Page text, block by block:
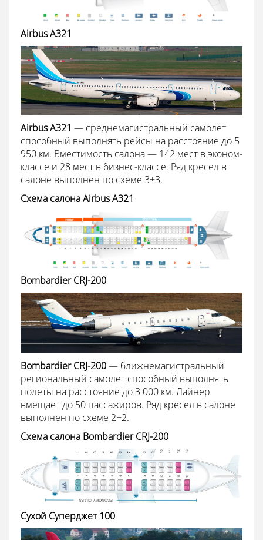
Airbus A321
Airbus A321 — среднемагистральный самолет
способный выполнять рейсы на расстояние до 5
950 км. Вместимость салона — 142 мест в эконом-
классе и 28 мест в бизнес-классе. Ряд кресел в
салоне выполнен по схеме 3+3.
Схема салона Airbus A321
Bombardier CRJ-200
Bombardier CRJ-200— ближнемагистральный
региональный самолет способный выполнять
полеты на расстояние до 3 000 км. Лайнер
вмещает до 50 пассажиров. Ряд кресел в салоне
выполнен по схеме 2+2.
Схема салона Bombardier CRJ-200
Сухой Суперджет 100